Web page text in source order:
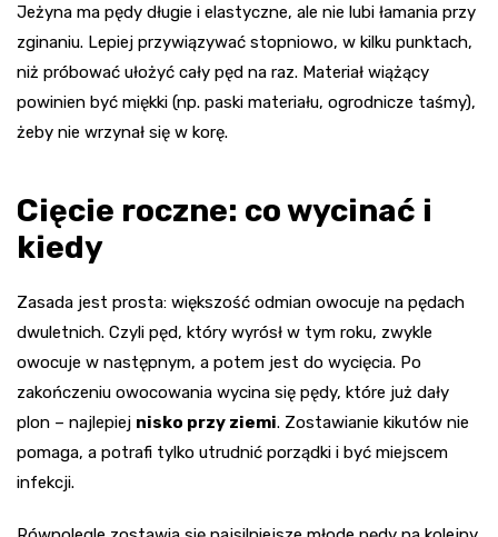
Jeżyna ma pędy długie i elastyczne, ale nie lubi łamania przy
zginaniu. Lepiej przywiązywać stopniowo, w kilku punktach,
niż próbować ułożyć cały pęd na raz. Materiał wiążący
powinien być miękki (np. paski materiału, ogrodnicze taśmy),
żeby nie wrzynał się w korę.
Cięcie roczne: co wycinać i
kiedy
Zasada jest prosta: większość odmian owocuje na pędach
dwuletnich. Czyli pęd, który wyrósł w tym roku, zwykle
owocuje w następnym, a potem jest do wycięcia. Po
zakończeniu owocowania wycina się pędy, które już dały
plon – najlepiej nisko przy ziemi. Zostawianie kikutów nie
pomaga, a potrafi tylko utrudnić porządki i być miejscem
infekcji.